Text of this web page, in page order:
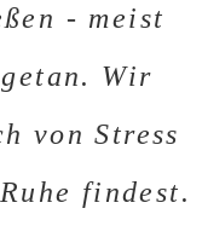
- meist
Wir
von Stress
findest.